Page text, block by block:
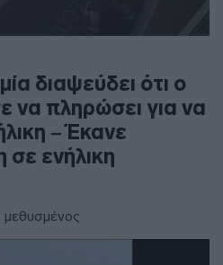
διαψεύδει ότι ο
να πληρώσει για να
– Έκανε
ενήλικη